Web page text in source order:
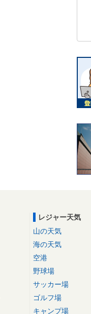
レジャー天気
山の天気
海の天気
空港
野球場
サッカー場
ゴルフ場
キャンプ場